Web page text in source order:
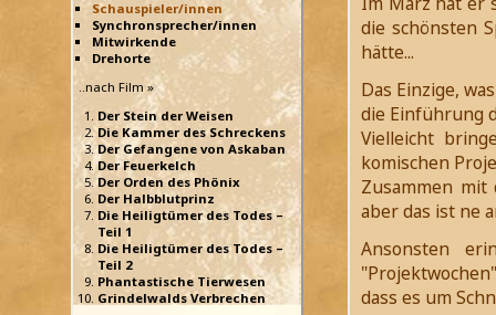
Schauspieler/innen
Synchronsprecher/innen
Mitwirkende
Drehorte
..nach Film »
Der Stein der Weisen
Die Kammer des Schreckens
Der Gefangene von Askaban
Der Feuerkelch
Der Orden des Phönix
Der Halbblutprinz
Die Heiligtümer des Todes –
Teil 1
Die Heiligtümer des Todes –
Teil 2
Phantastische Tierwesen
Grindelwalds Verbrechen
die schönsten
hätte...
Das Einzige,
die Einführung
Vielleicht
komischen
Zusammen
aber das ist ne
Ansonsten
dass es um